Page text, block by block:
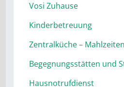
Vosi Zuhause
Kinderbetreuung
Zentralküche –
Begegnungsstätten und
Hausnotrufdienst